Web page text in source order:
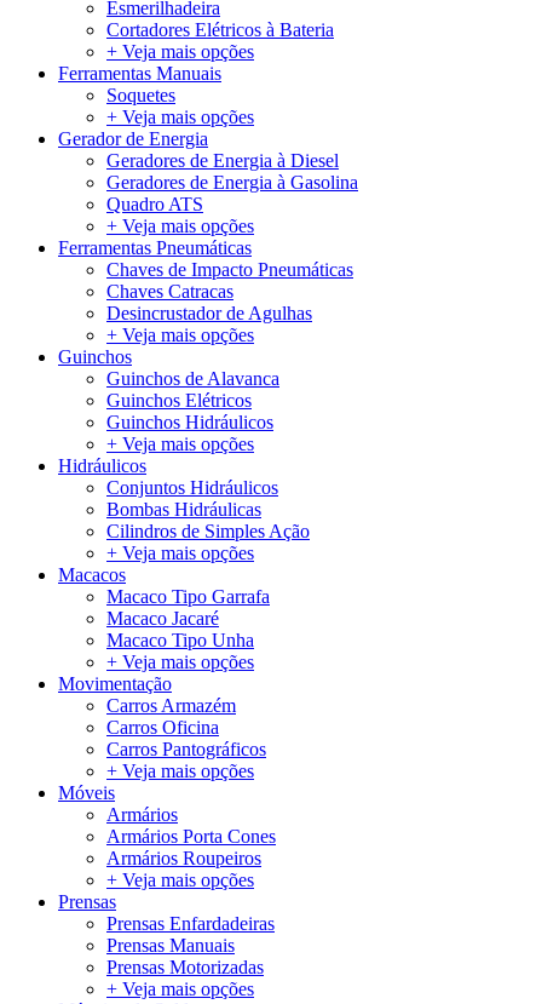
Esmerilhadeira
Cortadores Elétricos à Bateria
+ Veja mais opções
Ferramentas Manuais
Soquetes
+ Veja mais opções
Gerador de Energia
Geradores de Energia à Diesel
Geradores de Energia à Gasolina
Quadro ATS
+ Veja mais opções
Ferramentas Pneumáticas
Chaves de Impacto Pneumáticas
Chaves Catracas
Desincrustador de Agulhas
+ Veja mais opções
Guinchos
Guinchos de Alavanca
Guinchos Elétricos
Guinchos Hidráulicos
+ Veja mais opções
Hidráulicos
Conjuntos Hidráulicos
Bombas Hidráulicas
Cilindros de Simples Ação
+ Veja mais opções
Macacos
Macaco Tipo Garrafa
Macaco Jacaré
Macaco Tipo Unha
+ Veja mais opções
Movimentação
Carros Armazém
Carros Oficina
Carros Pantográficos
+ Veja mais opções
Móveis
Armários
Armários Porta Cones
Armários Roupeiros
+ Veja mais opções
Prensas
Prensas Enfardadeiras
Prensas Manuais
Prensas Motorizadas
+ Veja mais opções